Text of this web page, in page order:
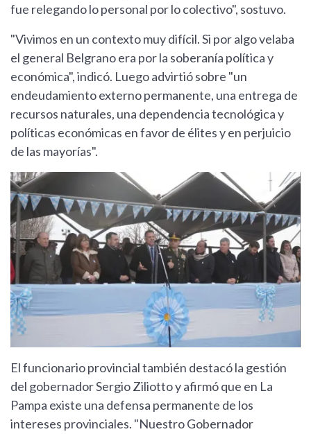
fue relegando lo personal por lo colectivo", sostuvo.
"Vivimos en un contexto muy difícil. Si por algo velaba
el general Belgrano era por la soberanía política y
económica", indicó. Luego advirtió sobre "un
endeudamiento externo permanente, una entrega de
recursos naturales, una dependencia tecnológica y
políticas económicas en favor de élites y en perjuicio
de las mayorías".
El funcionario provincial también destacó la gestión
del gobernador Sergio Ziliotto y afirmó que en La
Pampa existe una defensa permanente de los
intereses provinciales. "Nuestro Gobernador